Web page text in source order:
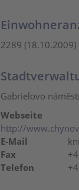
2289 (18.10.2009)
Gabrielovo
Webseite
http://
E-Mail
Fax
Telefon